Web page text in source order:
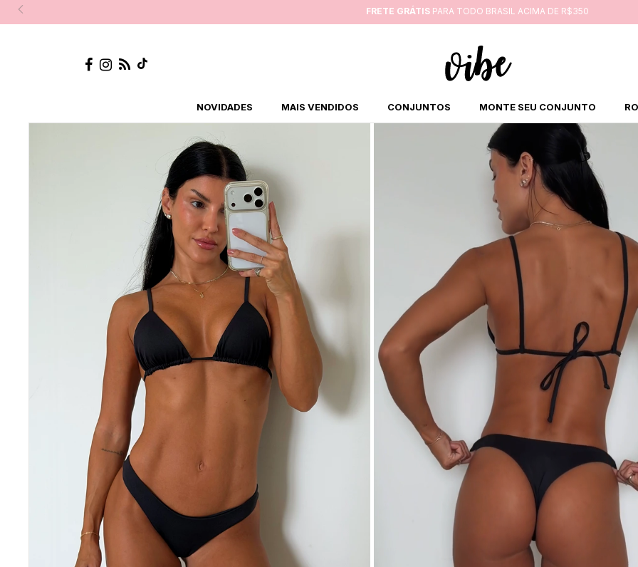
FRETE GRÁTIS PARA TODO BRASIL ACIMA DE R$350
NOVIDADES MAIS VENDIDOS CONJUNTOS MONTE SEU CONJUNTO